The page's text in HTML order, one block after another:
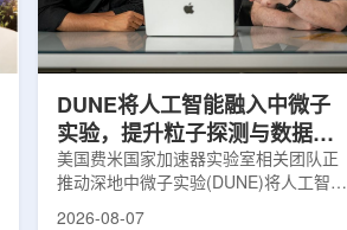
DUNE将人工智能融入中微子
实验，提升粒子探测与数据处
理能力
美国费米国家加速器实验室相关团队正
推动深地中微子实验(DUNE)将人工智能
2026-08-07